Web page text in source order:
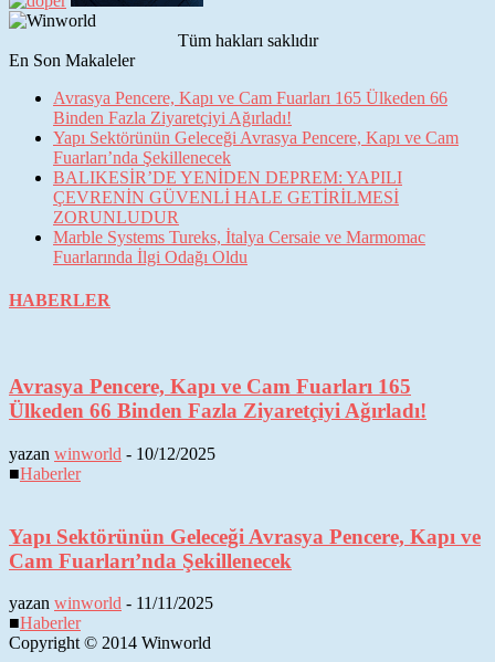
Tüm hakları saklıdır
En Son Makaleler
Avrasya Pencere, Kapı ve Cam Fuarları 165 Ülkeden 66
Binden Fazla Ziyaretçiyi Ağırladı!
Yapı Sektörünün Geleceği Avrasya Pencere, Kapı ve Cam
Fuarları’nda Şekillenecek
BALIKESİR’DE YENİDEN DEPREM: YAPILI
ÇEVRENİN GÜVENLİ HALE GETİRİLMESİ
ZORUNLUDUR
Marble Systems Tureks, İtalya Cersaie ve Marmomac
Fuarlarında İlgi Odağı Oldu
HABERLER
Avrasya Pencere, Kapı ve Cam Fuarları 165
Ülkeden 66 Binden Fazla Ziyaretçiyi Ağırladı!
yazan winworld - 10/12/2025
■Haberler
Yapı Sektörünün Geleceği Avrasya Pencere, Kapı ve
Cam Fuarları’nda Şekillenecek
yazan winworld - 11/11/2025
■Haberler
Copyright © 2014 Winworld